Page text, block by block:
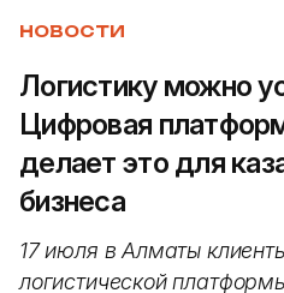
НОВОСТИ
Логистику можно
Цифровая
делает это для
бизнеса
17 июля в Алматы
логистической